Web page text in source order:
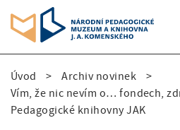
D
r
Úvod
Archiv novinek
Vím, že nic nevím o… fondech,
Pedagogické knihovny JAK